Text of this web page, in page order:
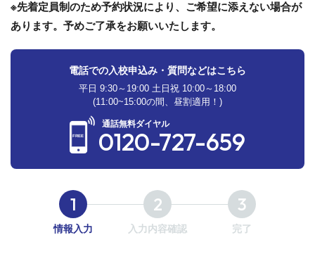
※先着定員制のため予約状況により、ご希望に添えない場合が
あります。予めご了承をお願いいたします。
電話での入校申込み・質問などはこちら
平日 9:30～19:00 土日祝 10:00～18:00
(11:00~15:00の間、昼割適用！)
通話無料ダイヤル
0120-727-659
情報入力 入力内容確認 完了